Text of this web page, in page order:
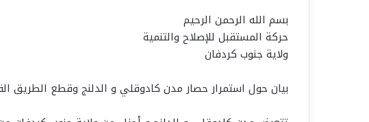
بسم الله الرحمن الرحيم
حركة المستقبل للإصلاح والتنمية
ولاية جنوب كردفان
بيان حول استمرار حصار مدن كادوقلي و الدلنج وقطع الطريق